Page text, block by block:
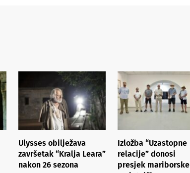
Ulysses obilježava
završetak “Kralja Leara”
nakon 26 sezona
Izložba “Uzastopne
relacije” donosi
presjek mariborske